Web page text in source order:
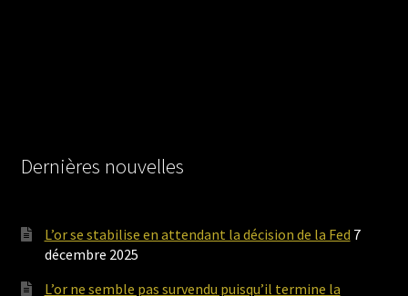
Dernières nouvelles
L’or se stabilise en attendant la décision de la Fed 7
décembre 2025
L’or ne semble pas survendu puisqu’il termine la